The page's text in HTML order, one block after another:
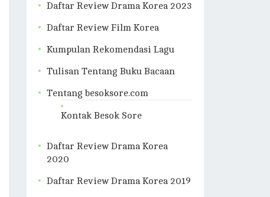
Daftar Review Drama Korea 2023
Daftar Review Film Korea
Kumpulan Rekomendasi Lagu
Tulisan Tentang Buku Bacaan
Tentang besoksore.com
Kontak Besok Sore
Daftar Review Drama Korea
2020
Daftar Review Drama Korea 2019